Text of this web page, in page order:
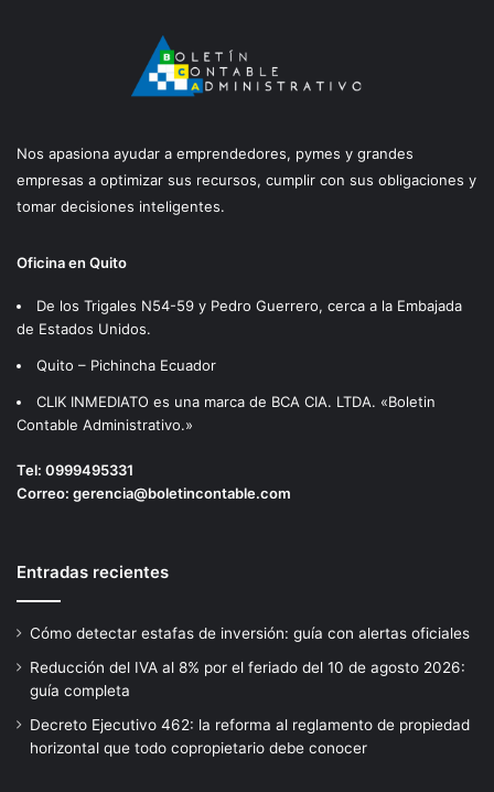
Nos apasiona ayudar a emprendedores, pymes y grandes
empresas a optimizar sus recursos, cumplir con sus obligaciones y
tomar decisiones inteligentes.
Oficina en Quito
De los Trigales N54-59 y Pedro Guerrero, cerca a la Embajada
de Estados Unidos.
Quito – Pichincha Ecuador
CLIK INMEDIATO es una marca de BCA CIA. LTDA. «Boletin
Contable Administrativo.»
Tel: 0999495331
Correo: gerencia@boletincontable.com
Entradas recientes
Cómo detectar estafas de inversión: guía con alertas oficiales
Reducción del IVA al 8% por el feriado del 10 de agosto 2026:
guía completa
Decreto Ejecutivo 462: la reforma al reglamento de propiedad
horizontal que todo copropietario debe conocer